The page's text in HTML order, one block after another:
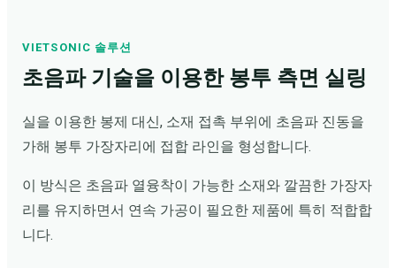
VIETSONIC 솔루션
초음파 기술을 이용한 봉투 측면 실링
실을 이용한 봉제 대신, 소재 접촉 부위에 초음파 진동을
가해 봉투 가장자리에 접합 라인을 형성합니다.
이 방식은 초음파 열융착이 가능한 소재와 깔끔한 가장자
리를 유지하면서 연속 가공이 필요한 제품에 특히 적합합
니다.